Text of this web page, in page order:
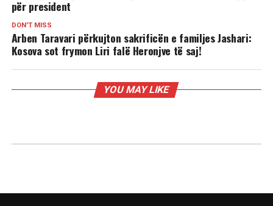
për president
DON'T MISS
Arben Taravari përkujton sakrificën e familjes Jashari:
Kosova sot frymon Liri falë Heronjve të saj!
YOU MAY LIKE